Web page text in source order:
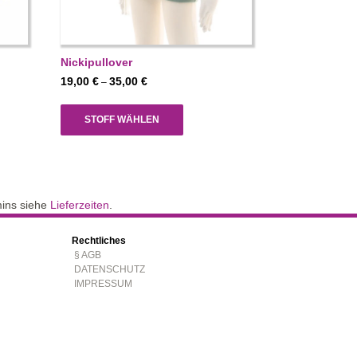
Nickipullover
19,00 € – 35,00 €Preisspanne:
bis
35,00 €
STOFF WÄHLEN
siehe Lieferzeiten
Rechtliches
§ AGB
DATENSCHUTZ
IMPRESSUM